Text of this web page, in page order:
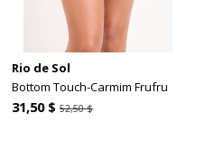
Rio de Sol
Bottom Touch-Carmim Frufru
31,50 $ 52,50 $